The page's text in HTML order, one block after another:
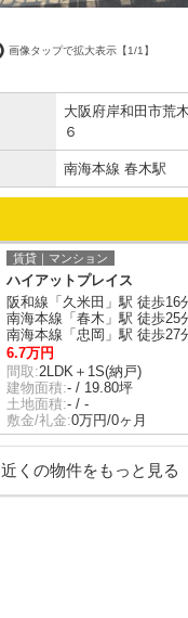
画像タップで拡大表示【1/1】
大阪府岸和田市荒
６
南海本線 春木駅
賃貸｜マンション
ハイアットプレイス
阪和線「久米田」駅 徒歩16
南海本線「春木」駅 徒歩25
南海本線「忠岡」駅 徒歩27
6.7万円
間取:2LDK＋1S(納戸)
建物面積:- / 19.80坪
土地面積:- / -
敷金/礼金:0万円/0ヶ月
近くの物件をもっと見る